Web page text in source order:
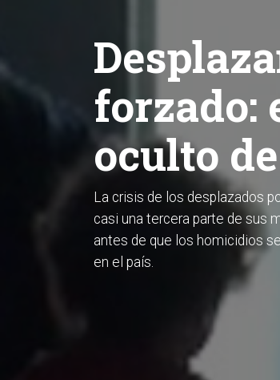
forzado:
oculto
La crisis de los desplazados
casi una tercera parte de sus
antes de que los homicidios
en el país.